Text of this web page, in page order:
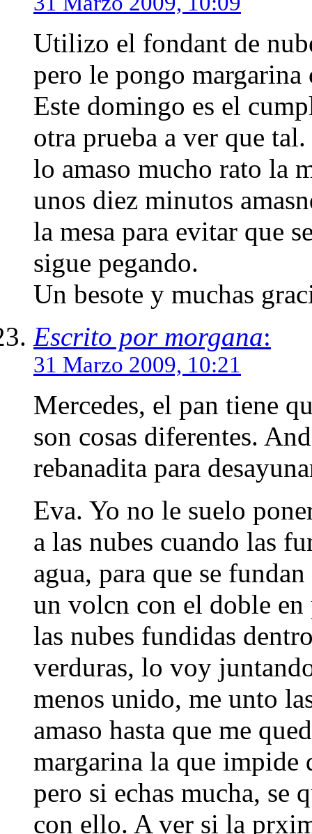
Utilizo el fondant de
pero le pongo
Este domingo es el
otra prueba a ver que
lo amaso mucho rato la
unos diez minutos
la mesa para evitar que
sigue pegando.
Un besote y muchas
Escrito por morgana:
31 Marzo 2009, 10:21
Mercedes, el pan tiene
son cosas diferentes.
rebanadita para
Eva. Yo no le suelo
a las nubes cuando las
agua, para que se
un volcn con el doble en
las nubes fundidas
verduras, lo voy
menos unido, me unto
amaso hasta que me
margarina la que impide
pero si echas mucha, se
con ello. A ver si la